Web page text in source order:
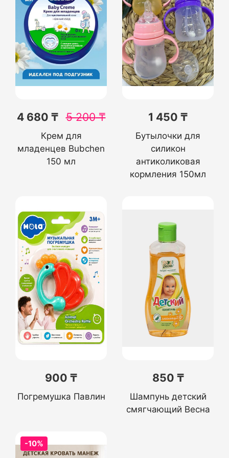
4 680 ₸ 5 200₸
Крем для
младенцев Bubchen
150 мл
1 450 ₸
Бутылочки для
силикон
антиколиковая
кормления 150мл
900 ₸
Погремушка Павлин
850 ₸
Шампунь детский
смягчающий Весна
-10%